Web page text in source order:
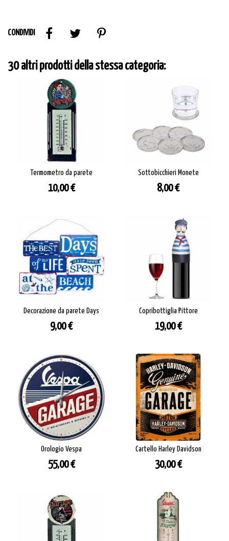
CONDIVIDI
30 altri prodotti della stessa categoria:
Termometro da parete
Prezzo
10,00 €
Sottobicchieri Monete
Prezzo
8,00 €
Decorazione da parete Days
Prezzo
9,00 €
Copribottiglia Pittore
Prezzo
19,00 €
Orologio Vespa
Prezzo
55,00 €
Cartello Harley Davidson
Prezzo
30,00 €